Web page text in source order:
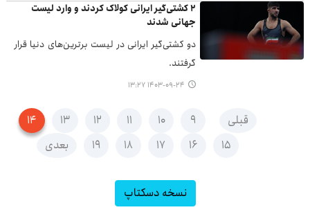
۲ کشتی‌گیر ایرانی کولاک کردند و وارد لیست
جهانی شدند
دو کشتی‌گیر ایرانی در لیست برترین‌های دنیا قرار
گرفتند.
۱۴۰۳-۰۹-۲۴ ۱۳:۲۷
قبلی ۹ ۱۰ ۱۱ ۱۲ ۱۳
۱۴
۱۵
۱۶ ۱۷ ۱۸ ۱۹ بعدی
نسخه دسکتاپ